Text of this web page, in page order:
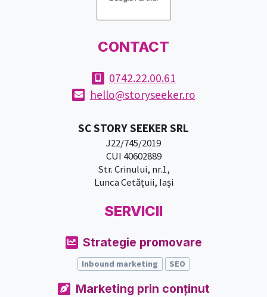
CONTACT
0742.22.00.61
hello@storyseeker.ro
SC STORY SEEKER SRL
J22/745/2019
CUI 40602889
Str. Crinului, nr.1,
Lunca Cetățuii, Iași
SERVICII
Strategie promovare
Inbound marketing SEO
Marketing prin conținut